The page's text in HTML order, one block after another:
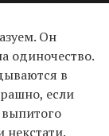
Он
одиночество.
в
если
некстати.